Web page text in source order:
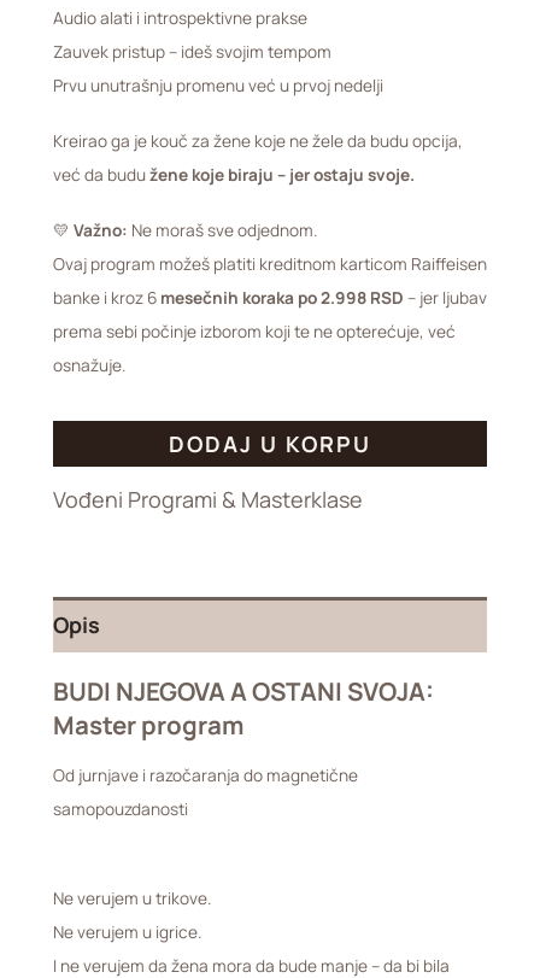
Audio alati i introspektivne prakse
Zauvek pristup – ideš svojim tempom
Prvu unutrašnju promenu već u prvoj nedelji
Kreirao ga je kouč za žene koje ne žele da budu opcija,
već da budužene koje biraju – jer ostaju svoje.
💛 Važno: Ne moraš sve odjednom.
Ovaj program možeš platiti kreditnom karticom Raiffeisen
banke i kroz 6 mesečnih koraka po 2.998 RSD – jer ljubav
prema sebi počinje izborom koji te ne opterećuje, već
osnažuje.
DODAJ U KORPU
Vođeni Programi & Masterklase
Opis
BUDI NJEGOVA A OSTANI SVOJA:
Master program
Od jurnjave i razočaranja do magnetične
samopouzdanosti
Ne verujem u trikove.
Ne verujem u igrice.
I ne verujem da žena mora da bude manje – da bi bila